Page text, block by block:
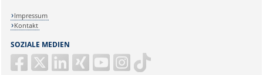
SOZIALE MEDIEN
Impressum
Kontakt